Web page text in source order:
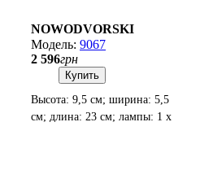
NOWODVORSKI
9067
2 596грн
Купить
Высота: 9,5 см; ширина: 5,5
см; длина: 23 см; лампы: 1 x